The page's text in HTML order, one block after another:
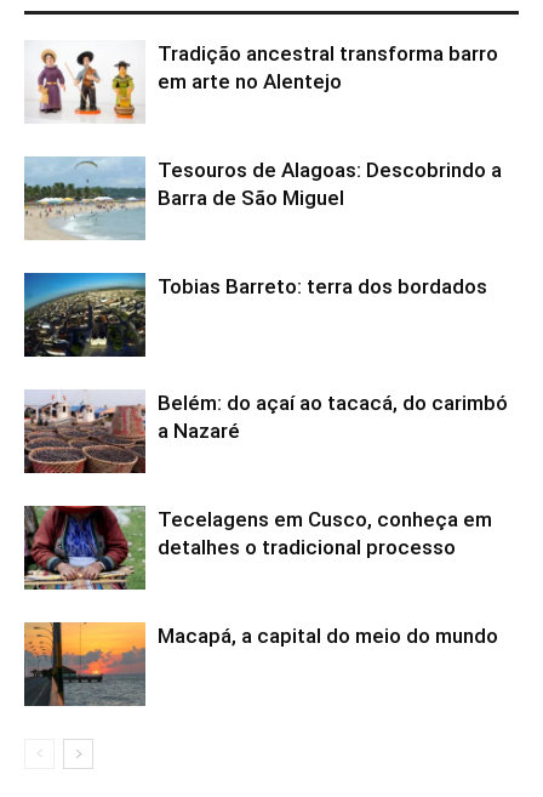
Tradição ancestral transforma barro
em arte no Alentejo
Tesouros de Alagoas: Descobrindo a
Barra de São Miguel
Tobias Barreto: terra dos bordados
Belém: do açaí ao tacacá, do carimbó
a Nazaré
Tecelagens em Cusco, conheça em
detalhes o tradicional processo
Macapá, a capital do meio do mundo